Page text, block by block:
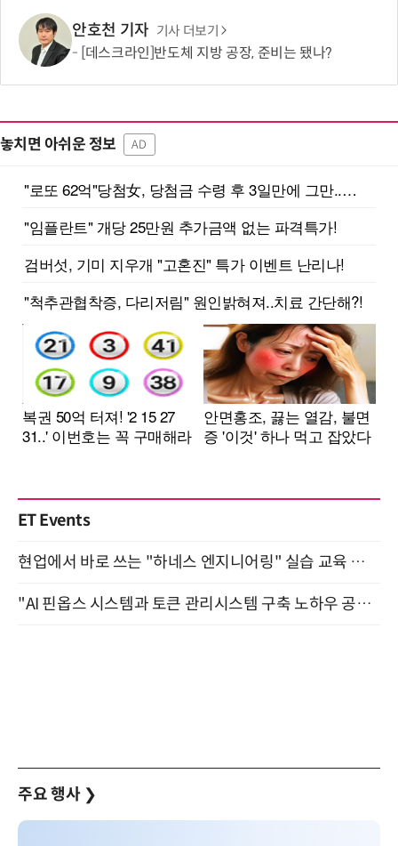
안호천 기자 기사 더보기
[데스크라인]반도체 지방 공장, 준비는 됐나?
놓치면 아쉬운 정보 AD
ET Events
현업에서 바로 쓰는 "하네스 엔지니어링" 실습 교육 워크숍 8월 20일 개최
"AI 핀옵스 시스템과 토큰 관리시스템 구축 노하우 공개" 잠실 한국광고문화회관 2층 대회의실 (8/21)
주요 행사 ❯